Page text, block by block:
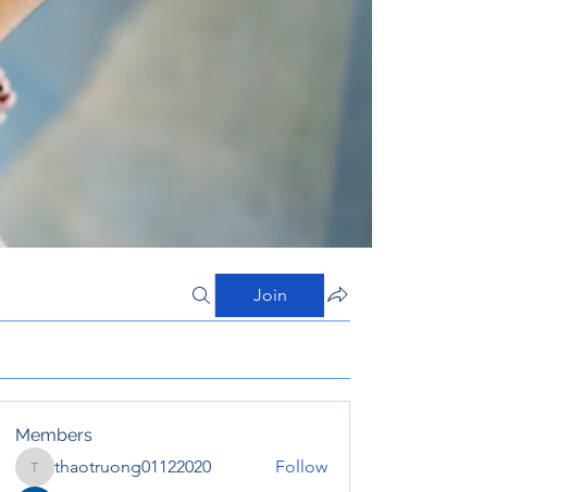
Join
Members
thaotruong01122020
thaotruong01122020 Follow